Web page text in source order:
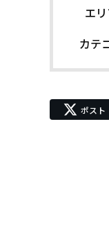
エ
カテ
ポスト